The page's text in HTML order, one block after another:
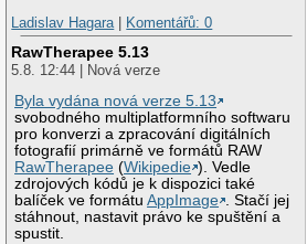
Ladislav Hagara| Komentářů: 0
RawTherapee 5.13
5.8. 12:44 | Nová verze
Byla vydána nová verze 5.13
svobodného multiplatformního softwaru
pro konverzi a zpracování digitálních
fotografií primárně ve formátů RAW
RawTherapee (Wikipedie ). Vedle
zdrojových kódů je k dispozici také
balíček ve formátuAppImage . Stačí jej
stáhnout, nastavit právo ke spuštění a
spustit.